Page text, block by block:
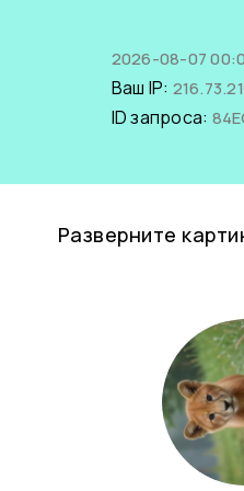
2026-08-07
Ваш IP:
ID запроса:
Разверните